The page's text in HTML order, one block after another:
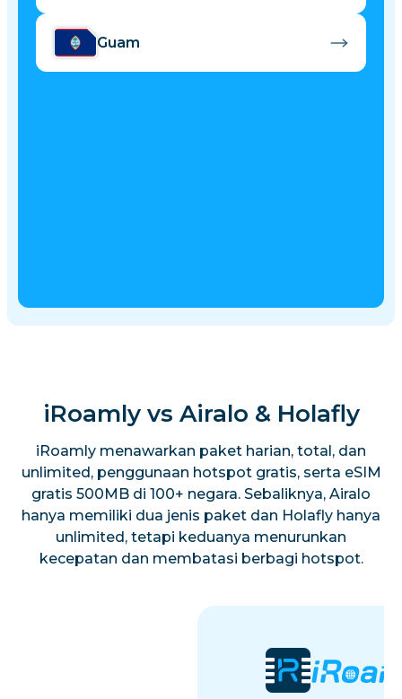
Guam
iRoamly vs Airalo & Holafly
iRoamly menawarkan paket harian, total, dan
unlimited, penggunaan hotspot gratis, serta eSIM
gratis 500MB di 100+ negara. Sebaliknya, Airalo
hanya memiliki dua jenis paket dan Holafly hanya
unlimited, tetapi keduanya menurunkan
kecepatan dan membatasi berbagi hotspot.